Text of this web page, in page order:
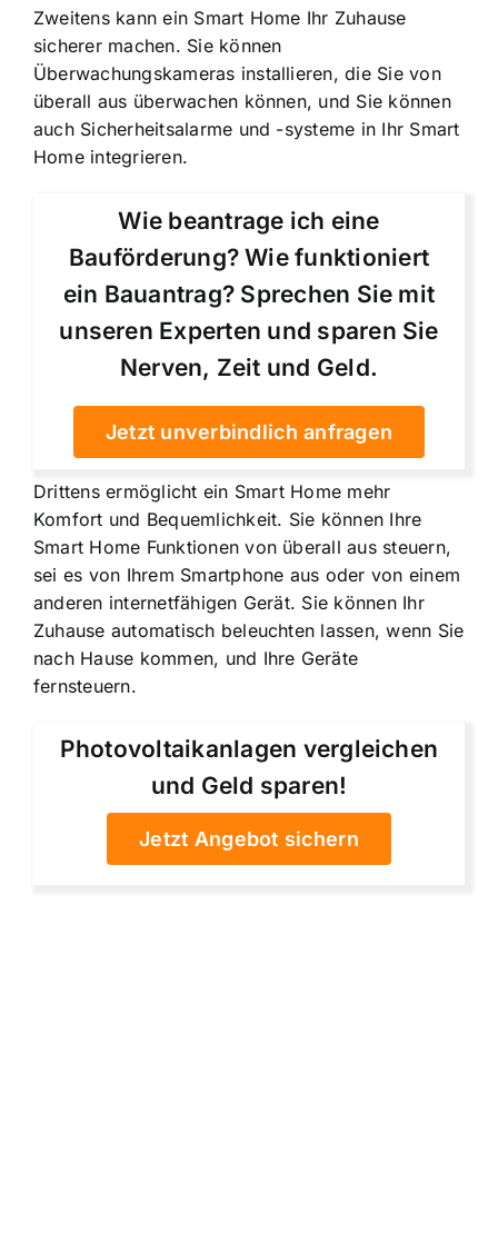
Zweitens kann ein Smart Home Ihr Zuhause
sicherer machen. Sie können
Überwachungskameras installieren, die Sie von
überall aus überwachen können, und Sie können
auch Sicherheitsalarme und -systeme in Ihr Smart
Home integrieren.
Wie beantrage ich eine
Bauförderung? Wie funktioniert
ein Bauantrag? Sprechen Sie mit
unseren Experten und sparen Sie
Nerven, Zeit und Geld.
Jetzt unverbindlich anfragen
Drittens ermöglicht ein Smart Home mehr
Komfort und Bequemlichkeit. Sie können Ihre
Smart Home Funktionen von überall aus steuern,
sei es von Ihrem Smartphone aus oder von einem
anderen internetfähigen Gerät. Sie können Ihr
Zuhause automatisch beleuchten lassen, wenn Sie
nach Hause kommen, und Ihre Geräte
fernsteuern.
Photovoltaikanlagen vergleichen
und Geld sparen!
Jetzt Angebot sichern